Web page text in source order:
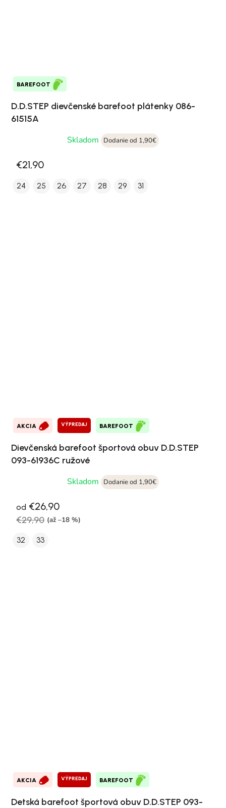
BAREFOOT
D.D.STEP dievčenské barefoot plátenky 086-
61515A
Skladom
Dodanie od 1,90€
€21,90
24 25 26 27 28 29 31
AKCIA VÝPREDAJ BAREFOOT
Dievčenská barefoot športová obuv D.D.STEP
093-61936C ružové
Skladom
Dodanie od 1,90€
od €26,90
€29,90 (až –18 %)
32 33
AKCIA VÝPREDAJ BAREFOOT
Detská barefoot športová obuv D.D.STEP 093-